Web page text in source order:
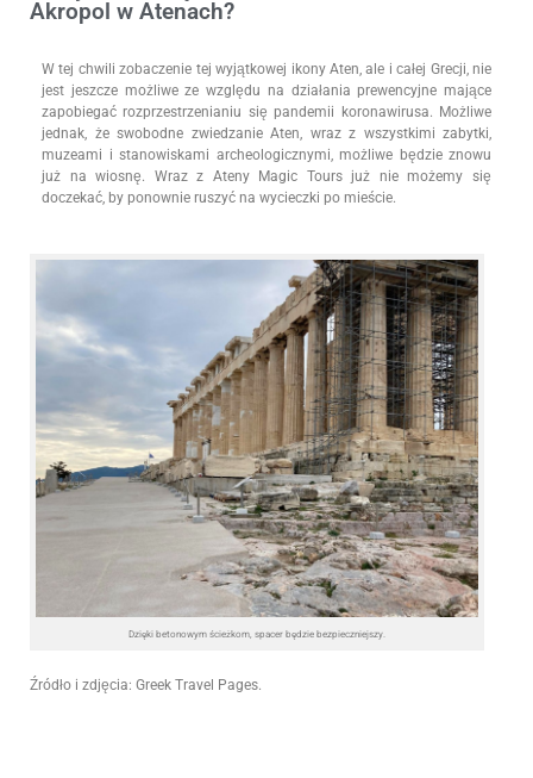
Akropol w Atenach?
W tej chwili zobaczenie tej wyjątkowej ikony Aten, ale i całej Grecji, nie
jest jeszcze możliwe ze względu na działania prewencyjne mające
zapobiegać rozprzestrzenianiu się pandemii koronawirusa. Możliwe
jednak, że swobodne zwiedzanie Aten, wraz z wszystkimi zabytki,
muzeami i stanowiskami archeologicznymi, możliwe będzie znowu
już na wiosnę. Wraz z Ateny Magic Tours już nie możemy się
doczekać, by ponownie ruszyć na wycieczki po mieście.
Dzięki betonowym ścieżkom, spacer będzie bezpieczniejszy.
Źródło i zdjęcia: Greek Travel Pages.